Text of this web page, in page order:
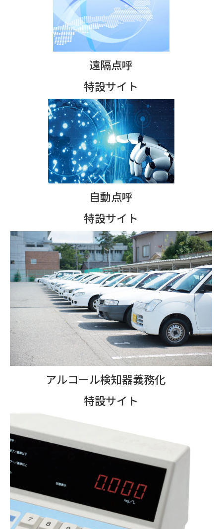
遠隔点呼
特設サイト
自動点呼
特設サイト
アルコール検知器義務化
特設サイト